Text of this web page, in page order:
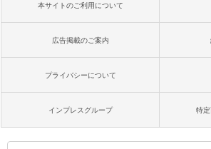
本サイトのご利用について
広告掲載のご案内
プライバシーについて
インプレスグループ 特